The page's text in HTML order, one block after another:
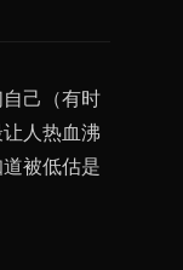
己（有时
人热血沸
被低估是